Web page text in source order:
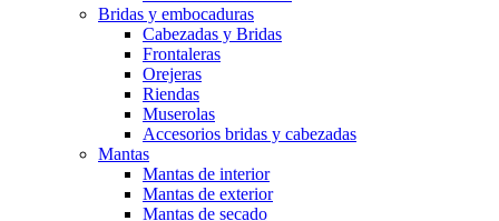
Bridas y embocaduras
Cabezadas y Bridas
Frontaleras
Orejeras
Riendas
Muserolas
Accesorios bridas y cabezadas
Mantas
Mantas de interior
Mantas de exterior
Mantas de secado